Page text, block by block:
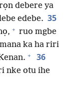
debere ya
edebe. 35
+ ruo mgbe
ka ha riri
+ 36
nke otu ihe